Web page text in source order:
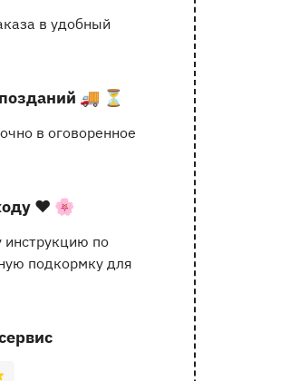
в удобный
🚚 ⏳
в оговоренное
❤️ 🌸
инструкцию по
подкормку для
5.0 ⭐